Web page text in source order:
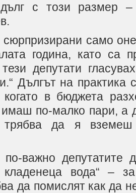
с този размер –
само
година, като са
депутати
Дългът на практика
в бюджета
имаш по-малко пари, а
да я вземеш
важно депутатите
вода“ –
да помислят как да